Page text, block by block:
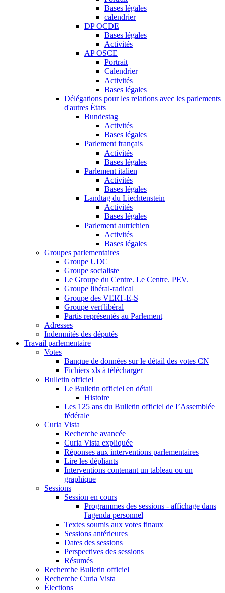
Bases légales
calendrier
DP OCDE
Bases légales
Activités
AP OSCE
Portrait
Calendrier
Activités
Bases légales
Délégations pour les relations avec les parlements
d'autres États
Bundestag
Activités
Bases légales
Parlement français
Activités
Bases légales
Parlement italien
Activités
Bases légales
Landtag du Liechtenstein
Activités
Bases légales
Parlement autrichien
Activités
Bases légales
Groupes parlementaires
Groupe UDC
Groupe socialiste
Le Groupe du Centre. Le Centre. PEV.
Groupe libéral-radical
Groupe des VERT-E-S
Groupe vert'libéral
Partis représentés au Parlement
Adresses
Indemnités des députés
Travail parlementaire
Votes
Banque de données sur le détail des votes CN
Fichiers xls à télécharger
Bulletin officiel
Le Bulletin officiel en détail
Histoire
Les 125 ans du Bulletin officiel de I’Assemblée
fédérale
Curia Vista
Recherche avancée
Curia Vista expliquée
Réponses aux interventions parlementaires
Lire les dépliants
Interventions contenant un tableau ou un
graphique
Sessions
Session en cours
Programmes des sessions - affichage dans
l'agenda personnel
Textes soumis aux votes finaux
Sessions antérieures
Dates des sessions
Perspectives des sessions
Résumés
Recherche Bulletin officiel
Recherche Curia Vista
Élections